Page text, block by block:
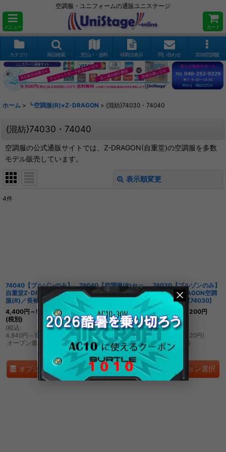
空調服・ユニフォームの通販ユニステージ
メニュー カート
カテゴリ 商品検索 支払い・送料 特商法表示 問い合わせ 2026空調服
ホーム > ┗空調服(R)×Z-DRAGON > {混紡}74030・74040
{混紡}74030・74040
空調服の公式通販サイトでは、Z-DRAGON(自重堂)の空調服を多数
モデル販売しています。
表示順変更
4件
74040【ブルゾンのみ】
自重堂Z-DRAGON空調
服(R)／長袖
74040
]
4,400円 ～5,000円
(税別)
(税込 :
4,840円 ～5,500
オープン価格
オプション選択
74040【空調服(R)セッ
ト】自重堂Z-DRAGON
空調服(R)ブルゾン・フ
ァン・バッテリー(充電
器付)／長袖
[ 74040SET]
4,400 円 ～
(税別)
(税込: 4,840円～)
オープン価格
オプション選択
74030【ブルゾンのみ】
自重堂Z-DRAGON空調
服(R)／長袖 [74030]
4,600
～5,200円
(税別)
(税込:
～5,720円)
オープン価格
オプション選択